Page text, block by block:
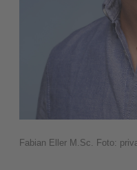
Fabian Eller M.Sc. Foto: